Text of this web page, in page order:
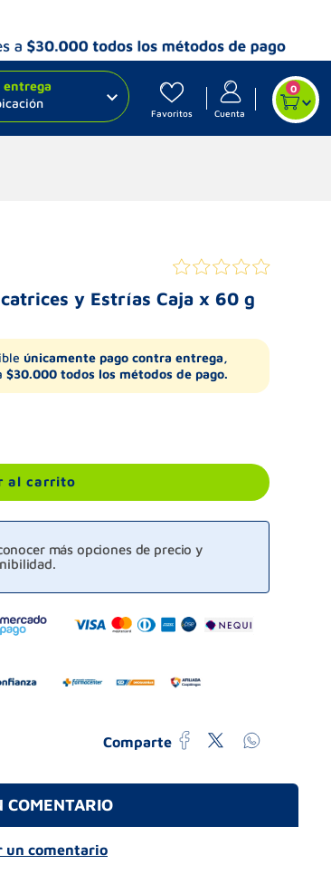
entrega
Favoritos Cuenta
0
y Estrías Caja x 60 g
únicamente pago contra entrega,
$30.000 todos los métodos de pago.
al carrito
más opciones de precio y
Comparte
COMENTARIO
un comentario